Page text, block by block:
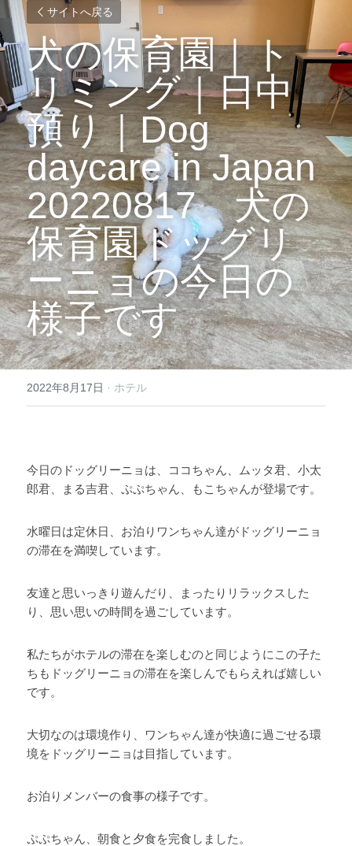
サイトへ戻る
犬の保育園｜ト
リミング｜日中
預り｜Dog
daycare in Japan
20220817　犬の
保育園ドッグリ
ーニョの今日の
様子です
2022年8月17日 · ホテル
今日のドッグリーニョは、ココちゃん、ムッタ君、小太
郎君、まる吉君、ぷぷちゃん、もこちゃんが登場です。
水曜日は定休日、お泊りワンちゃん達がドッグリーニョ
の滞在を満喫しています。
友達と思いっきり遊んだり、まったりリラックスした
り、思い思いの時間を過ごしています。
私たちがホテルの滞在を楽しむのと同じようにこの子た
ちもドッグリーニョの滞在を楽しんでもらえれば嬉しい
です。
大切なのは環境作り、ワンちゃん達が快適に過ごせる環
境をドッグリーニョは目指しています。
お泊りメンバーの食事の様子です。
ぷぷちゃん、朝食と夕食を完食しました。